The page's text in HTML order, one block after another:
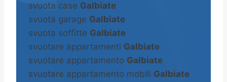
svuota case Galbiate
svuota garage Galbiate
svuota soffitte Galbiate
svuotare appartamenti Galbiate
svuotare appartamento Galbiate
svuotare appartamento mobili Galbiate